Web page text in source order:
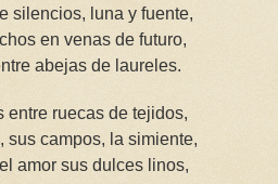
silencios, luna y fuente,
en venas de futuro,
abejas de laureles.
entre ruecas de tejidos,
sus campos, la simiente,
amor sus dulces linos,